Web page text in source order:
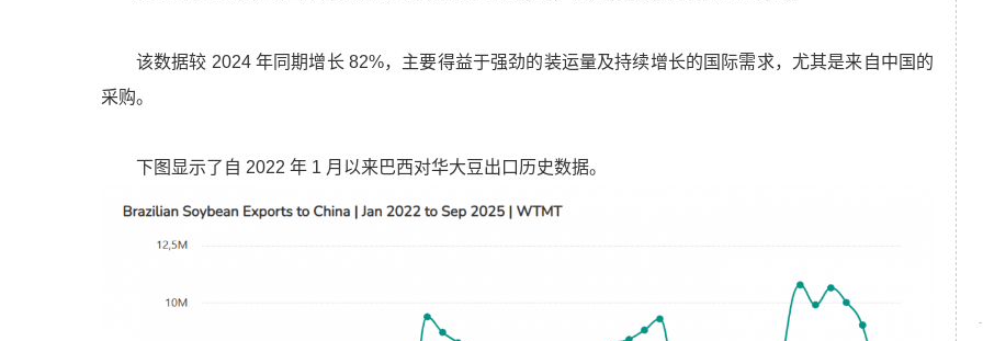
该数据较 2024 年同期增长 82%，主要得益于强劲的装运量及持续增长的国际需求，尤其是来自中国的
采购。
下图显示了自 2022 年 1 月以来巴西对华大豆出口历史数据。